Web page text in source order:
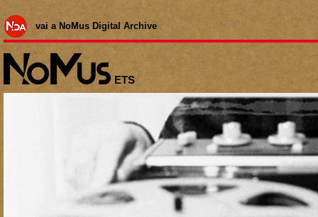
vai a NoMus Digital Archive
ETS